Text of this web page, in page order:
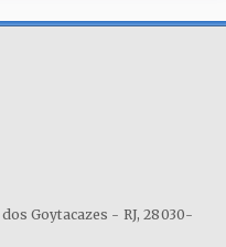
Goytacazes - RJ, 28030-